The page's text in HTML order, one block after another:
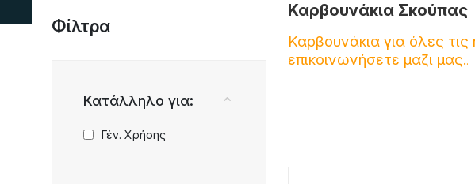
Φίλτρα
Κατάλληλο για:
Γέν. Χρήσης
Καρβουνάκια Σκούπας
Καρβουνάκια για όλες
επικοινωνήσετε μαζι μας..